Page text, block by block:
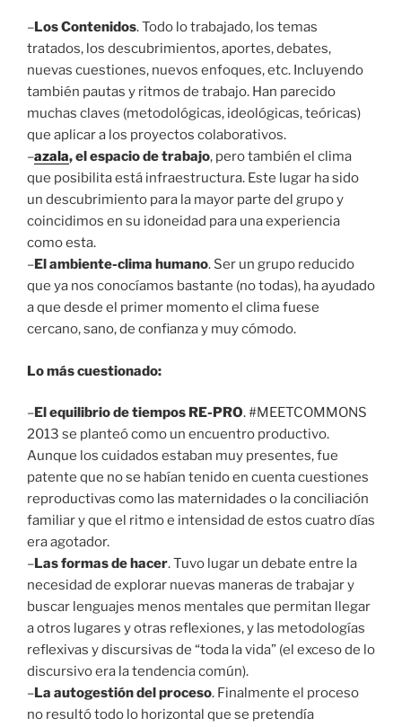
– Los Contenidos. Todo lo trabajado, los temas
tratados, los descubrimientos, aportes, debates,
nuevas cuestiones, nuevos enfoques, etc. Incluyendo
también pautas y ritmos de trabajo. Han parecido
muchas claves (metodológicas, ideológicas, teóricas)
que aplicar a los proyectos colaborativos.
–azala, el espacio de trabajo, pero también el clima
que posibilita está infraestructura. Este lugar ha sido
un descubrimiento para la mayor parte del grupo y
coincidimos en su idoneidad para una experiencia
como esta.
– El ambiente-clima humano. Ser un grupo reducido
que ya nos conocíamos bastante (no todas), ha ayudado
a que desde el primer momento el clima fuese
cercano, sano, de confianza y muy cómodo.
Lo más cuestionado:
– El equilibrio de tiempos RE-PRO. #MEETCOMMONS
2013 se planteó como un encuentro productivo.
Aunque los cuidados estaban muy presentes, fue
patente que no se habían tenido en cuenta cuestiones
reproductivas como las maternidades o la conciliación
familiar y que el ritmo e intensidad de estos cuatro días
era agotador.
– Las formas de hacer. Tuvo lugar un debate entre la
necesidad de explorar nuevas maneras de trabajar y
buscar lenguajes menos mentales que permitan llegar
a otros lugares y otras reflexiones, y las metodologías
reflexivas y discursivas de “toda la vida” (el exceso de lo
discursivo era la tendencia común).
– La autogestión del proceso. Finalmente el proceso
no resultó todo lo horizontal que se pretendía